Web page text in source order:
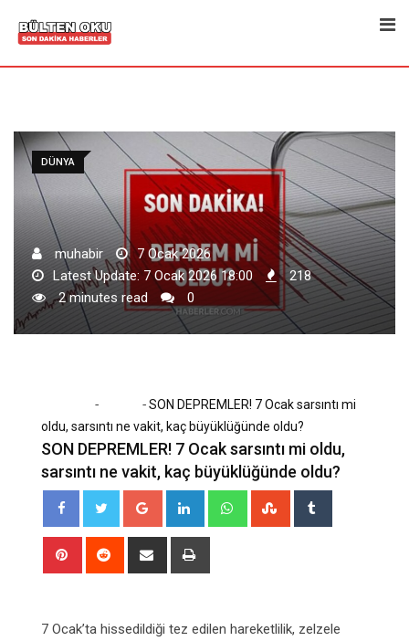
DÜNYA
muhabir
7 Ocak 2026
Latest Update: 7 Ocak 2026 18:00
218
2 minutes read
0
- -SON DEPREMLER! 7 Ocak sarsıntı mi
oldu, sarsıntı ne vakit, kaç büyüklüğünde oldu?
SON DEPREMLER! 7 Ocak sarsıntı mi oldu,
sarsıntı ne vakit, kaç büyüklüğünde oldu?
Google+ LinkedIn WhatsappStumbleUpon
Pinterest Reddit
Share
7 Ocak’ta hissedildiği tez edilen hareketlilik, zelzele